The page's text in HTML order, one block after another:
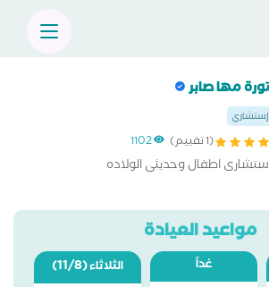
مها صابر
إستشاري
(1 تقييم) 1102
اطفال وحديثى الولاده
مواعيد العيادة
غداً
الثلاثاء(11/8)